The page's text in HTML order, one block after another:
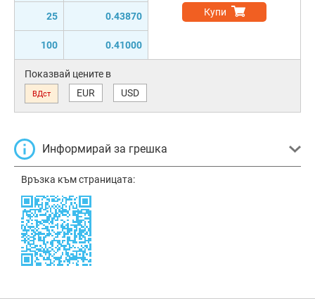
25 0.43870
100 0.41000
Купи
Показвай цените в
ВДст EUR USD
Информирай за грешка
Връзка към страницата: